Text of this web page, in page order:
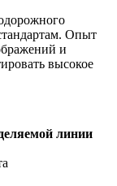
Опыт
и
высокое
линии